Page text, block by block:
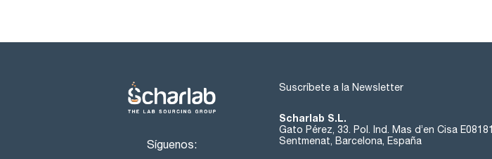
Síguenos:
Suscríbete a la Newsletter
Scharlab S.L.
Gato Pérez, 33. Pol. Ind. Mas d’en Cisa E08181
Sentmenat, Barcelona, España